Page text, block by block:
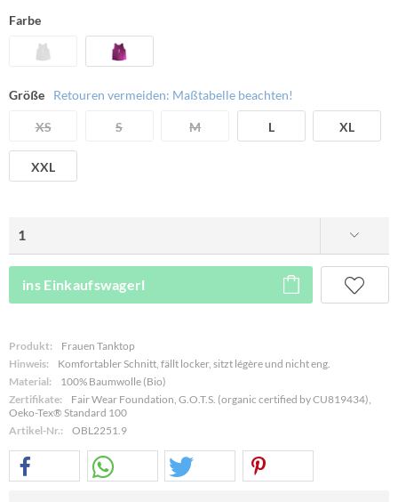
Farbe
Größe Retouren vermeiden: Maßtabelle beachten!
XS S M L XL
XXL
ins Einkaufswagerl
Produkt:
Frauen Tanktop
Hinweis:
Komfortabler Schnitt, fällt locker, sitzt légère und nicht eng.
Material:
100% Baumwolle (Bio)
Zertifikate:
Fair Wear Foundation, G.O.T.S. (organic certified by CU819434),
Oeko-Tex® Standard 100
Artikel-Nr.:
OBL2251.9